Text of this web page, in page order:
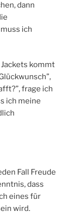
dann
ich
kommt
frage ich
ich meine
Fall Freude
dass
eines für
wird.